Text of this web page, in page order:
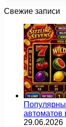
Свежие записи
автоматов
29.06.2026